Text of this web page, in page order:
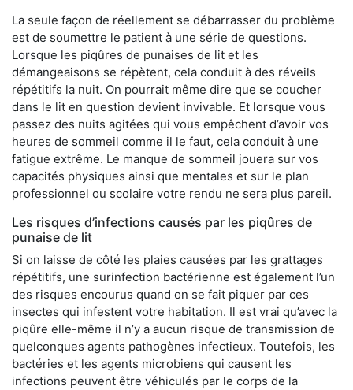
La seule façon de réellement se débarrasser du problème
est de soumettre le patient à une série de questions.
Lorsque les piqûres de punaises de lit et les
démangeaisons se répètent, cela conduit à des réveils
répétitifs la nuit. On pourrait même dire que se coucher
dans le lit en question devient invivable. Et lorsque vous
passez des nuits agitées qui vous empêchent d’avoir vos
heures de sommeil comme il le faut, cela conduit à une
fatigue extrême. Le manque de sommeil jouera sur vos
capacités physiques ainsi que mentales et sur le plan
professionnel ou scolaire votre rendu ne sera plus pareil.
Les risques d’infections causés par les piqûres de
punaise de lit
Si on laisse de côté les plaies causées par les grattages
répétitifs, une surinfection bactérienne est également l’un
des risques encourus quand on se fait piquer par ces
insectes qui infestent votre habitation. Il est vrai qu’avec la
piqûre elle-même il n’y a aucun risque de transmission de
quelconques agents pathogènes infectieux. Toutefois, les
bactéries et les agents microbiens qui causent les
infections peuvent être véhiculés par le corps de la